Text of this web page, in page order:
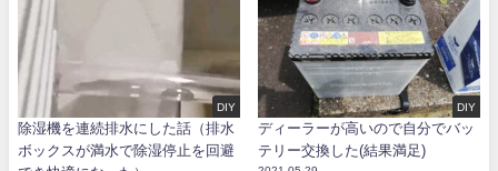
DIY
除湿機を連続排水にした話（排水
ボックスが満水で除湿停止を回避
DIY
ディーラーが高いので自分でバッ
テリー交換した(結果満足)